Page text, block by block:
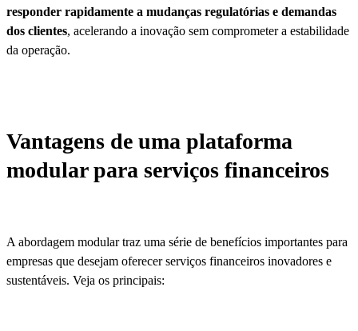
responder rapidamente a mudanças regulatórias e demandas
dos clientes, acelerando a inovação sem comprometer a estabilidade
da operação.
Vantagens de uma plataforma
modular para serviços financeiros
A abordagem modular traz uma série de benefícios importantes para
empresas que desejam oferecer serviços financeiros inovadores e
sustentáveis. Veja os principais: